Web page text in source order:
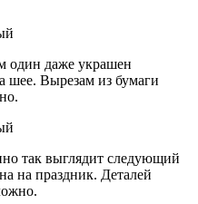
один даже украшен
шее. Вырезам из бумаги
так выглядит следующий
на праздник. Деталей